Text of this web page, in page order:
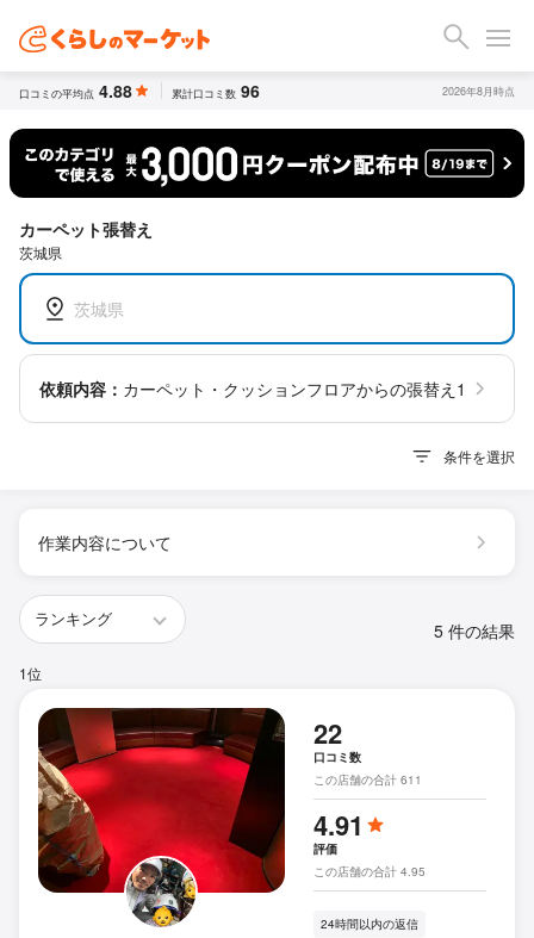
口コミの平均点 4.88 累計口コミ数 96 2026年8月時点
カーペット張替え
茨城県
茨城県
依頼内容： カーペット・クッションフロアからの張替え10平米
条件を選択
作業内容について
5 件の結果
1位
22
口コミ数
この店舗の合計 611
4.91
評価
この店舗の合計 4.95
24時間以内の返信